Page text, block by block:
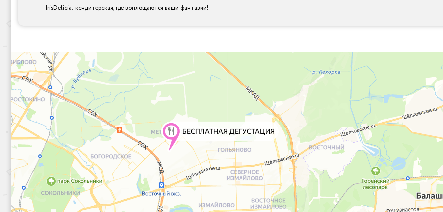
IrisDelicia: кондитерская, где воплощаются ваши фантазии!